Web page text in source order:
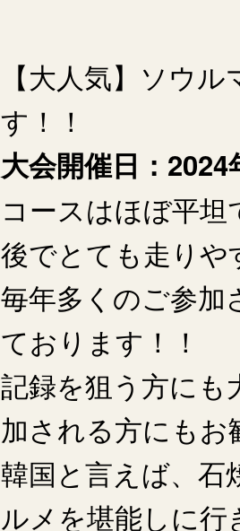
【大人気】ソウ
す！！
大会開催日：2024
コースはほぼ平
後でとても走りや
毎年多くのご参加
ております！！
記録を狙う方にも
加される方にもお
韓国と言えば、石
ルメを堪能しに行